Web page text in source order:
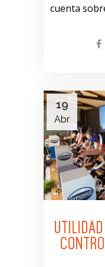
cuenta
19
Abr
UTILIDAD